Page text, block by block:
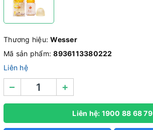
Thương hiệu:Wesser
Mã sản phẩm:8936113380222
Liên hệ
– +
Liên hệ: 1900 88 68 79